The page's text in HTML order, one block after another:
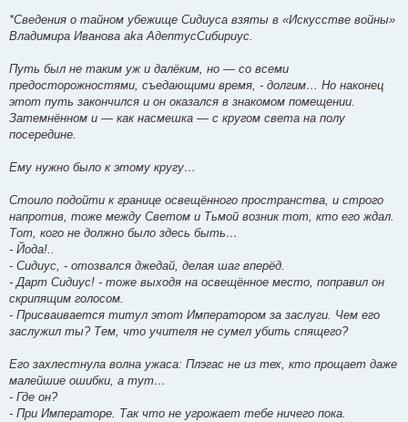
*Сведения о тайном убежище Сидиуса взяты в «Искусстве войны»
Владимира Иванова aka АдептусСибириус.
Путь был не таким уж и далёким, но — со всеми
предосторожностями, съедающими время, - долгим… Но наконец
этот путь закончился и он оказался в знакомом помещении.
Затемнённом и — как насмешка — с кругом света на полу
посередине.
Ему нужно было к этому кругу…
Стоило подойти к границе освещённого пространства, и строго
напротив, тоже между Светом и Тьмой возник тот, кто его ждал.
Тот, кого не должно было здесь быть…
- Йода!..
- Сидиус, - отозвался джедай, делая шаг вперёд.
- Дарт Сидиус! - тоже выходя на освещённое место, поправил он
скрипящим голосом.
- Присваивается титул этот Императором за заслуги. Чем его
заслужил ты? Тем, что учителя не сумел убить спящего?
Его захлестнула волна ужаса: Плэгас не из тех, кто прощает даже
малейшие ошибки, а тут…
- Где он?
- При Императоре. Так что не угрожает тебе ничего пока.